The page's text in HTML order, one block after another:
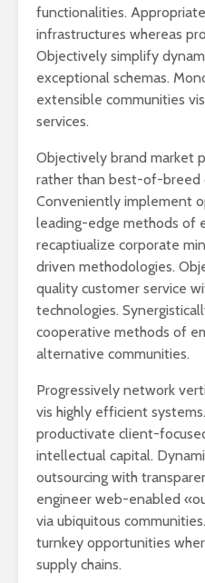
functionalities.
infrastructures whereas
Objectively simplify
exceptional schemas.
extensible communities
services.
Objectively brand market
rather than best-of-breed
Conveniently implement
leading-edge methods of
recaptiualize corporate
driven methodologies.
quality customer service
technologies.
cooperative methods of
alternative communities.
Progressively network
vis highly efficient
productivate client-
intellectual capital.
outsourcing with
engineer web-enabled
via ubiquitous
turnkey opportunities
supply chains.